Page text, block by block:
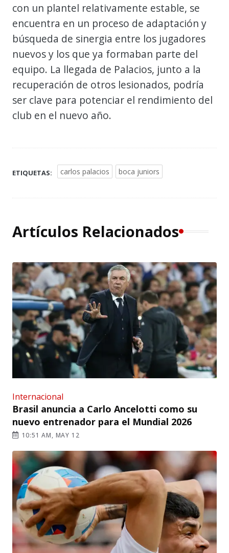
con un plantel relativamente estable, se
encuentra en un proceso de adaptación y
búsqueda de sinergia entre los jugadores
nuevos y los que ya formaban parte del
equipo. La llegada de Palacios, junto a la
recuperación de otros lesionados, podría
ser clave para potenciar el rendimiento del
club en el nuevo año.
ETIQUETAS: carlos palacios boca juniors
Artículos Relacionados
Internacional
Brasil anuncia a Carlo Ancelotti como su
nuevo entrenador para el Mundial 2026
10:51 AM, MAY 12